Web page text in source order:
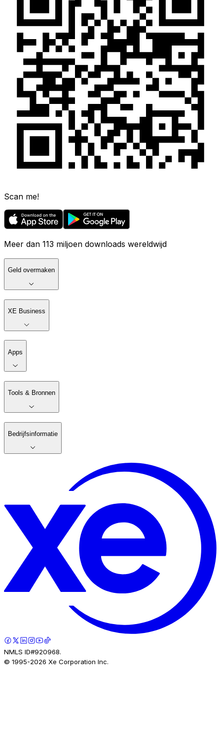
Scan me!
Meer dan 113 miljoen downloads wereldwijd
Geld overmaken
XE Business
Apps
Tools & Bronnen
Bedrijfsinformatie
NMLS ID#920968.
© 1995-2026 Xe Corporation Inc.